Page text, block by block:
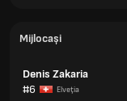
Mijlocași
Denis Zakaria
#6
Elveţia